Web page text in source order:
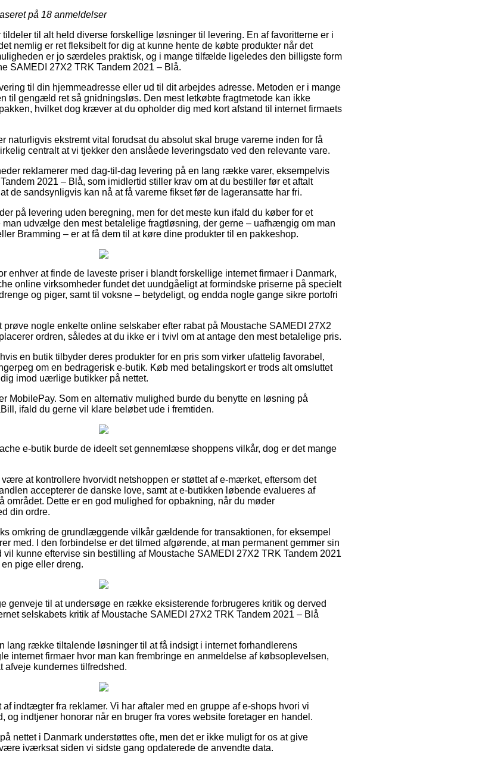
på 18 anmeldelser
til alt held diverse forskellige løsninger til levering. En af favoritterne er i
nemlig er ret fleksibelt for dig at kunne hente de købte produkter når det
er jo særdeles praktisk, og i mange tilfælde ligeledes den billigste form
SAMEDI 27X2 TRK Tandem 2021 – Blå.
til din hjemmeadresse eller ud til dit arbejdes adresse. Metoden er i mange
til gengæld ret så gnidningsløs. Den mest letkøbte fragtmetode kan ikke
hvilket dog kræver at du opholder dig med kort afstand til internet firmaets
naturligvis ekstremt vital forudsat du absolut skal bruge varerne inden for få
centralt at vi tjekker den anslåede leveringsdato ved den relevante vare.
reklamerer med dag-til-dag levering på en lang række varer, eksempelvis
2021 – Blå, som imidlertid stiller krav om at du bestiller før et aftalt
de sandsynligvis kan nå at få varerne fikset før de lageransatte har fri.
på levering uden beregning, men for det meste kun ifald du køber for et
man udvælge den mest betalelige fragtløsning, der gerne – uafhængig om man
Bramming – er at få dem til at køre dine produkter til en pakkeshop.
enhver at finde de laveste priser i blandt forskellige internet firmaer i Danmark,
online virksomheder fundet det uundgåeligt at formindske priserne på specielt
og piger, samt til voksne – betydeligt, og endda nogle gange sikre portofri
prøve nogle enkelte online selskaber efter rabat på Moustache SAMEDI 27X2
ordren, således at du ikke er i tvivl om at antage den mest betalelige pris.
en butik tilbyder deres produkter for en pris som virker ufattelig favorabel,
om en bedragerisk e-butik. Køb med betalingskort er trods alt omsluttet
imod uærlige butikker på nettet.
MobilePay. Som en alternativ mulighed burde du benytte en løsning på
ifald du gerne vil klare beløbet ude i fremtiden.
e-butik burde de ideelt set gennemlæse shoppens vilkår, dog er det mange
at kontrollere hvorvidt netshoppen er støttet af e-mærket, eftersom det
accepterer de danske love, samt at e-butikken løbende evalueres af
området. Dette er en god mulighed for opbakning, når du møder
din ordre.
omkring de grundlæggende vilkår gældende for transaktionen, for eksempel
med. I den forbindelse er det tilmed afgørende, at man permanent gemmer sin
kunne eftervise sin bestilling af Moustache SAMEDI 27X2 TRK Tandem 2021
pige eller dreng.
genveje til at undersøge en række eksisterende forbrugeres kritik og derved
selskabets kritik af Moustache SAMEDI 27X2 TRK Tandem 2021 – Blå
lang række tiltalende løsninger til at få indsigt i internet forhandlerens
internet firmaer hvor man kan frembringe en anmeldelse af købsoplevelsen,
afveje kundernes tilfredshed.
indtægter fra reklamer. Vi har aftaler med en gruppe af e-shops hvori vi
og indtjener honorar når en bruger fra vores website foretager en handel.
nettet i Danmark understøttes ofte, men det er ikke muligt for os at give
iværksat siden vi sidste gang opdaterede de anvendte data.